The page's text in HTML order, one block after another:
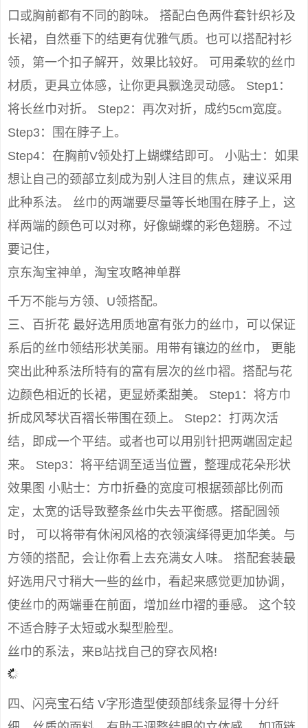
口或胸前都有不同的韵味。 搭配白色两件套针织衫及
长裙，自然垂下的结更有优雅气质。也可以搭配衬衫
领，第一个扣子解开，效果比较好。 可用柔软的丝巾
材质，更具立体感，让你更具飘逸灵动感。 Step1：
将长丝巾对折。 Step2：再次对折，成约5cm宽度。
Step3：围在脖子上。
Step4：在胸前V领处打上蝴蝶结即可。 小贴士：如果
想让自己的颈部立刻成为别人注目的焦点，建议采用
此种系法。 丝巾的两端要尽量等长地围在脖子上，这
样两端的颜色可以对称，好像蝴蝶的彩色翅膀。不过
要记住，
京东淘宝神单，淘宝攻略神单群
千万不能与方领、U领搭配。
三、百折花 最好选用质地富有张力的丝巾，可以保证
系后的丝巾领结形状美丽。用带有镶边的丝巾， 更能
突出此种系法所特有的富有层次的丝巾褶。搭配与花
边颜色相近的长裙，更显娇柔甜美。 Step1：将方巾
折成风琴状百褶长带围在颈上。 Step2：打两次活
结，即成一个平结。或者也可以用别针把两端固定起
来。 Step3：将平结调至适当位置，整理成花朵形状
效果图 小贴士：方巾折叠的宽度可根据颈部比例而
定，太宽的话导致整条丝巾失去平衡感。搭配圆领
时， 可以将带有休闲风格的衣领演绎得更加华美。与
方领的搭配，会让你看上去充满女人味。 搭配套装最
好选用尺寸稍大一些的丝巾，看起来感觉更加协调，
使丝巾的两端垂在前面，增加丝巾褶的垂感。 这个较
不适合脖子太短或水梨型脸型。
丝巾的系法，来B站找自己的穿衣风格!
四、闪亮宝石结 V字形造型使颈部线条显得十分纤